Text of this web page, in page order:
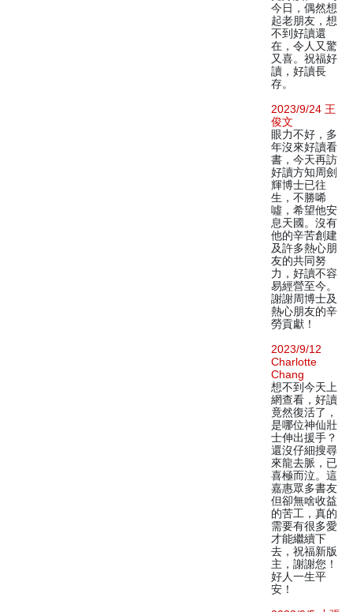
今日，偶然想
起老朋友，想
不到好讀還
在，令人又驚
又喜。祝福好
讀，好讀長
存。
2023/9/24 王
俊文
眼力不好，多
年沒來好讀看
書，今天再訪
好讀方知周劍
輝博士已往
生，不勝唏
噓，希望他安
息天國。沒有
他的辛苦創建
及許多熱心朋
友的共同努
力，好讀不容
易經營至今。
謝謝周博士及
熱心朋友的辛
勞貢獻！
2023/9/12
Charlotte
Chang
想不到今天上
網查看，好讀
竟然復活了，
是哪位神仙壯
士伸出援手？
還沒仔細搜尋
來龍去脈，已
喜極而泣。這
嘉惠眾多書友
但卻無啥收益
的苦工，真的
需要有很多愛
才能繼續下
去，祝福新版
主，謝謝您！
好人一生平
安！